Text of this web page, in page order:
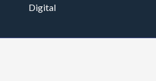
Digital